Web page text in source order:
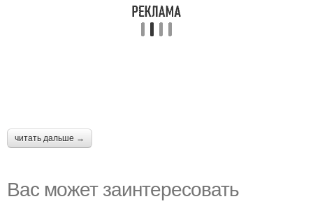
читать дальше →
Вас может заинтересовать